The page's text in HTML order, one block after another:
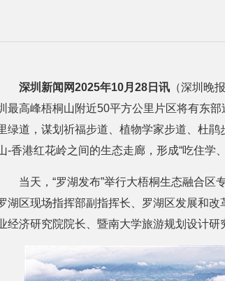
深圳新闻网2025年10月28日讯（深圳晚
最高峰梧桐山附近50平方公里片区将有东
绿道，谋划祈福步道、植物学家步道、杜
-香港红花岭之间的生态走廊，形成“吃住学
当天，“罗湖发布”举行大梧桐生态融合
湖区现场指挥部副指挥长、罗湖区发展和
经济研究院院长、暨南大学旅游规划设计研